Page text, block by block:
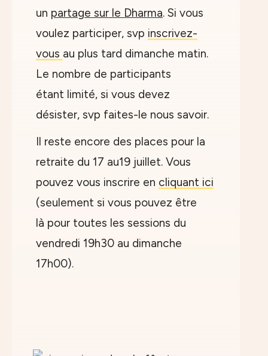
un partage sur le Dharma. Si vous
voulez participer, svp inscrivez-
vous au plus tard dimanche matin.
Le nombre de participants
étant limité, si vous devez
désister, svp faites-le nous savoir.
Il reste encore des places pour la
retraite du 17 au19 juillet. Vous
pouvez vous inscrire en cliquant ici
(seulement si vous pouvez être
là pour toutes les sessions du
vendredi 19h30 au dimanche
17h00).